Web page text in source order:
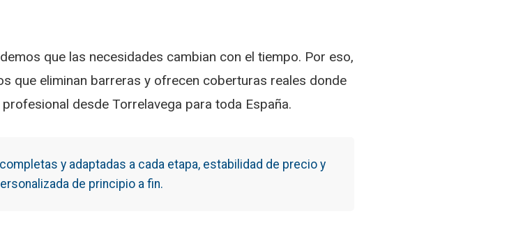
que las necesidades cambian con el tiempo. Por eso,
que eliminan barreras y ofrecen coberturas reales donde
desde Torrelavega para toda España.
y adaptadas a cada etapa, estabilidad de precio y
de principio a fin.